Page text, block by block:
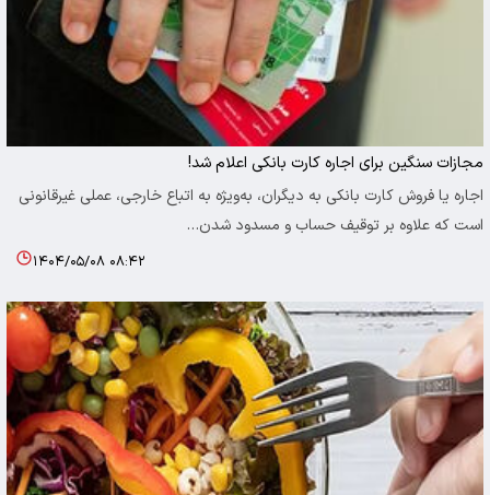
مجازات سنگین برای اجاره کارت بانکی اعلام شد!
اجاره یا فروش کارت بانکی به دیگران، به‌ویژه به اتباع خارجی، عملی غیرقانونی
است که علاوه بر توقیف حساب و مسدود شدن…
۱۴۰۴/۰۵/۰۸ ۰۸:۴۲